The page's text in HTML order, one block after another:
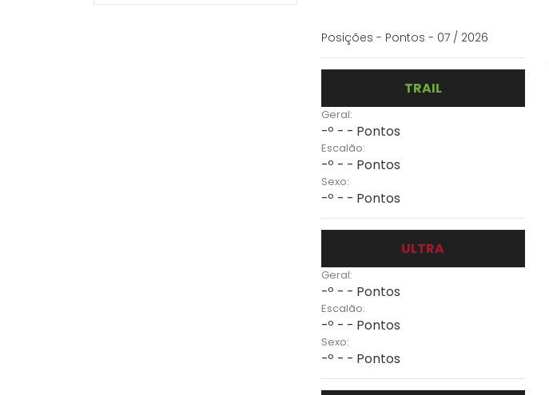
Posições - Pontos - 07 / 2026
TRAIL
Geral:
-º - - Pontos
Escalão:
-º - - Pontos
Sexo:
-º - - Pontos
ULTRA
Geral:
-º - - Pontos
Escalão:
-º - - Pontos
Sexo:
-º - - Pontos